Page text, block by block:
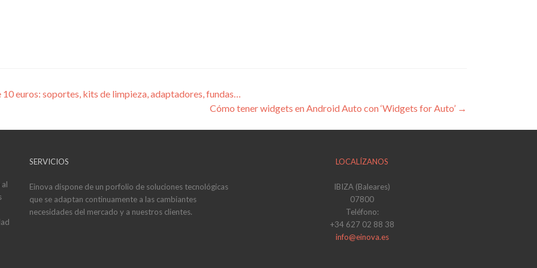
euros: soportes, kits de limpieza, adaptadores, fundas…
Cómo tener widgets en Android Auto con ‘Widgets for Auto’ →
SERVICIOS
Einova dispone de un porfolio de soluciones tecnológicas
que se adaptan continuamente a las cambiantes
necesidades del mercado y a nuestros clientes.
LOCALÍZANOS
IBIZA (Baleares)
07800
Teléfono:
+34 627 02 88 38
info@einova.es